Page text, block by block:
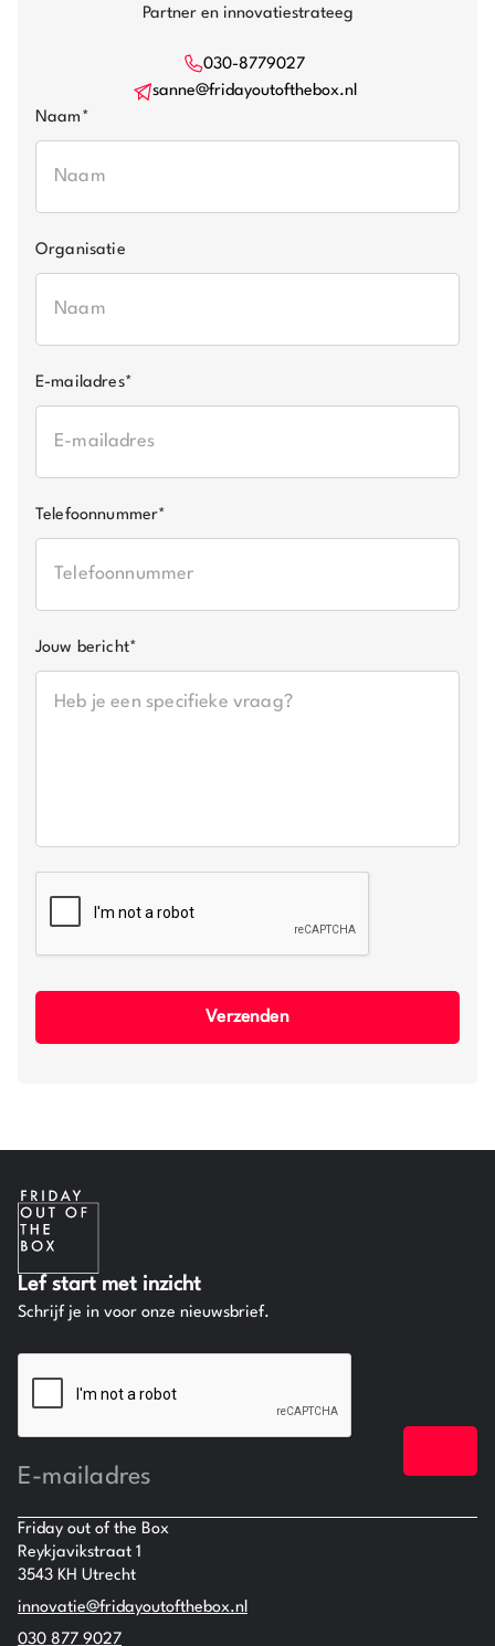
Partner en innovatiestrateeg
030-8779027
sanne@fridayoutofthebox.nl
Naam *
Organisatie
E-mailadres*
Telefoonnummer*
Jouw bericht*
Verzenden
Lef start met inzicht
Schrijf je in voor onze nieuwsbrief.
CAPTCHA
mailadres
Friday out of the Box
Reykjavikstraat 1
3543 KH Utrecht
innovatie@fridayoutofthebox.nl
030 877 9027